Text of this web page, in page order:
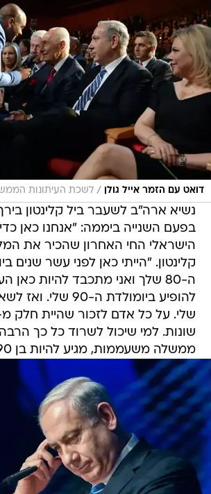
דואט עם הזמר אייל גולן / לשכת העיתונות
נשיא ארה"ב לשעבר ביל קלינטון
בפעם השנייה ביממה: "אנחנו כאן
הישראלי החי האחרון שהכיר את
קלינטון. "הייתי כאן לפני עשר שנים
ה-80 שלך ואני מתכבד להיות
להופיע ביומולדת ה-
שונות. למי שיכול לשרוד כל כך
ממשלה משעממות, מגיע להיות בן 90 ויותר".